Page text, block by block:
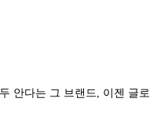
안다는 그 브랜드, 이젠 글로